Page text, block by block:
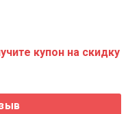
купон на скидку